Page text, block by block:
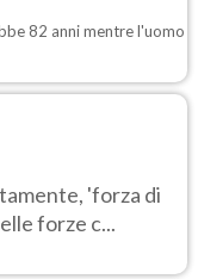
82 anni mentre l'uomo
'forza di
forze c...